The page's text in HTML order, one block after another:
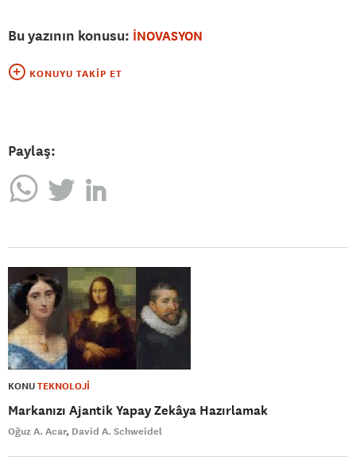
Bu yazının konusu: İNOVASYON
KONUYU TAKIP ET
Paylaş:
KONUTEKNOLOJİ
Markanızı Ajantik Yapay Zekâya Hazırlamak
Oğuz A. Acar David A. Schweidel